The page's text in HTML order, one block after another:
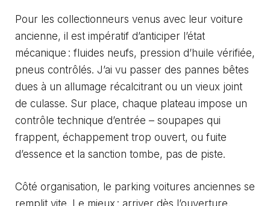
Pour les collectionneurs venus avec leur voiture
ancienne, il est impératif d’anticiper l’état
mécanique : fluides neufs, pression d’huile vérifiée,
pneus contrôlés. J’ai vu passer des pannes bêtes
dues à un allumage récalcitrant ou un vieux joint
de culasse. Sur place, chaque plateau impose un
contrôle technique d’entrée – soupapes qui
frappent, échappement trop ouvert, ou fuite
d’essence et la sanction tombe, pas de piste.
Côté organisation, le parking voitures anciennes se
remplit vite. Le mieux : arriver dès l’ouverture,